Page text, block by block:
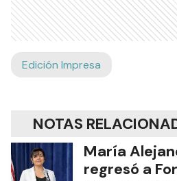
Edición Impresa